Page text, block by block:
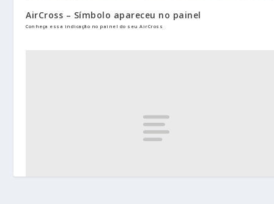
AirCross – Símbolo apareceu no painel
Conheça essa indicação no painel do seu AirCross